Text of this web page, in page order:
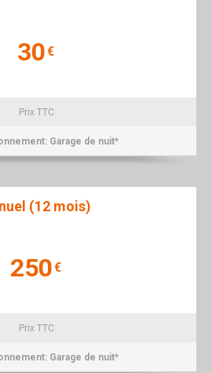
30€
Prix TTC
Garage de nuit*
(12 mois)
250€
Prix TTC
Garage de nuit*